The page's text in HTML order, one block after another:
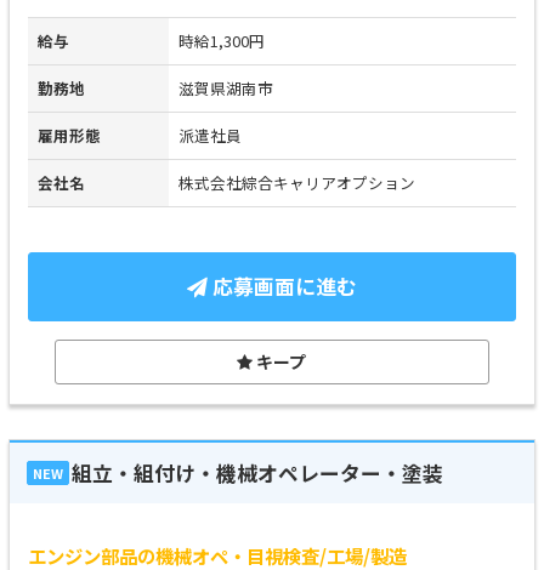
給与 時給1,300円
勤務地 滋賀県湖南市
雇用形態 派遣社員
会社名 株式会社綜合キャリアオプション
応募画面に進む
キープ
NEW 組立・組付け・機械オペレーター・塗装
エンジン部品の機械オペ・目視検査/工場/製造